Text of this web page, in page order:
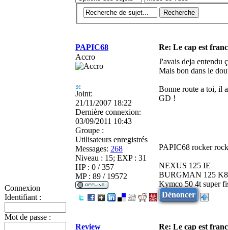
Connexion
Identifiant :
Mot de passe :
PAPIC68
Re: Le cap est
Accro
Joint:
21/11/2007 18:22
Dernière connexion:
03/09/2011 10:43
Groupe :
Utilisateurs enregistrés
Messages: 268
Niveau : 15; EXP : 31
HP : 0 / 357
MP : 89 / 19572
J'avais deja entendu
Mais bon dans le
Bonne route a toi, il
GD !
PAPIC68 rocker
NEXUS 125 IE
BURGMAN 125 K8
Kymco 50 4t super
Dénoncer
Review Re: Le cap est